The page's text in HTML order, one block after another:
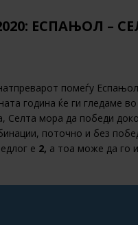
ЕСПАЊОЛ –
помеѓу
година ќе ги гледаме
Селта мора да победи
поточно и без
е 2, а тоа може да го